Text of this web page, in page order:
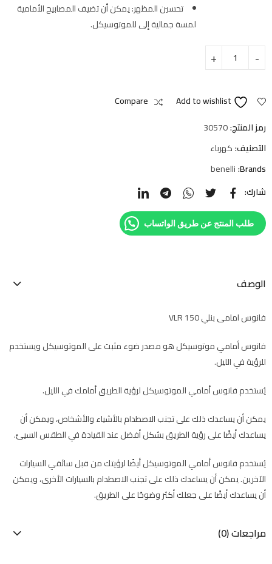
تحسين المظهر: يمكن أن تضيف المصابيح الأمامية
لمسة جمالية إلى للموتوسيكل.
Add to wishlist
Compare
رمز المنتج:30570
التصنيف:كهرباء
Brands:
benelli
شارك:
طلب المنتج عن طريق الواتساب
الوصف
فانوس امامى بنلي VLR 150
فانوس أمامي موتوسيكل هو مصدر ضوء مثبت على الموتوسيكل ويستخدم
للرؤية في الليل.
يُستخدم فانوس أمامي الموتوسيكل لرؤية الطريق أمامك في الليل.
يمكن أن يساعدك ذلك على تجنب الاصطدام بالأشياء والأشخاص، ويمكن أن
يساعدك أيضًا على رؤية الطريق بشكل أفضل عند القيادة في الطقس السيئ.
يُستخدم فانوس أمامي الموتوسيكل أيضًا لرؤيتك من قبل سائقي السيارات
الآخرين. يمكن أن يساعدك ذلك على تجنب الاصطدام بالسيارات الأخرى، ويمكن
أن يساعدك أيضًا على جعلك أكثر وضوحًا على الطريق.
مراجعات (0)